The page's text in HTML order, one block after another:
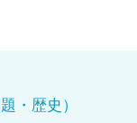
・歴史）